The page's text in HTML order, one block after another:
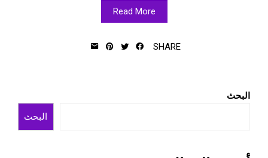
Read More
SHARE
البحث
البحث